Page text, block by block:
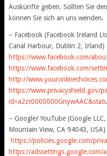
Auskünfte geben. Sollten Sie
können Sie sich an uns wenden.
– Facebook (Facebook Ireland
Canal Harbour, Dublin 2,
https://www.facebook.com/
https://www.facebook.com/
http://
https://www.privacyshield.gov/
– Google/ YouTube (Google
Mountain View, CA 94043,
https://policies.google.com/
https://adssettings.google.com/